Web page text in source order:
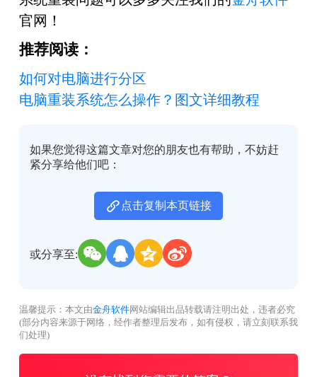
官网！
推荐阅读：
如何对电脑进行分区
电脑重装系统怎么操作？图文详细教程
如果您觉得这篇文章对您的朋友也有帮助，不妨赶
紧分享给他们吧：
点击复制本页链接
或分享至:
温馨提示：本文由金舟软件网站编辑出品转载请注明出处，违者必究
(部分内容来源于网络，经作者整理后发布，如有侵权，请立刻联系我
们处理)